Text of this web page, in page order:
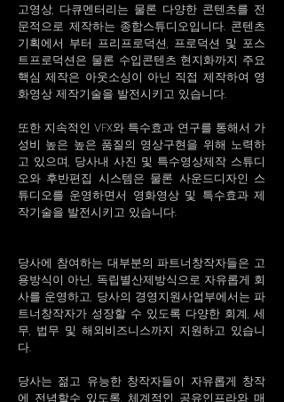
고영상, 다큐멘터리는 물론 다양한 콘텐츠를 전
문적으로 제작하는 종합스튜디오입니다. 콘텐츠
기획에서 부터 프리프로덕션, 프로덕션 및 포스
트프로덕션은 물론 수입콘텐츠 현지화까지 주요
핵심 제작은 아웃소싱이 아닌 직접 제작하여 영
화영상 제작기술을 발전시키고 있습니다.
또한 지속적인 VFX와 특수효과 연구를 통해서 가
성비 높은 높은 품질의 영상구현을 위해 노력하
고 있으며, 당사내 사진 및 특수영상제작 스튜디
오와 후반편집 시스템은 물론 사운드디자인 스
튜디오를 운영하면서 영화영상 및 특수효과 제
작기술을 발전시키고 있습니다.
당사에 참여하는 대부분의 파트너창작자들은 고
용방식이 아닌, 독립별산제방식으로 자유롭게 회
사를 운영하고, 당사의 경영지원사업부에서는 파
트너창작자가 성장할 수 있도록 다양한 회계, 세
무, 법무 및 해외비즈니스까지 지원하고 있습니
다.
당사는 젊고 유능한 창작자들이 자유롭게 창작
에 전념할수 있도록, 체계적인 공유인프라와 매